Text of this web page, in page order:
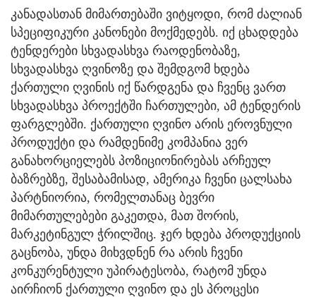
კანადასთან მიმართებაში ვიტყოდი, რომ ძალიან
სპეციფიკური კანონები მოქმედებს. იქ ცხადდება
ტენდერები სხვადასხვა რაოდენობაზე,
სხვადასხვა ღვინოზე და შემდგომ ხდება
ქართული ღვინის იქ წარდგენა და ჩვენც ვართ
სხვადასხვა პროექტში ჩართულები, ამ ტენდერის
ფარგლებში. ქართული ღვინო არის ეროვნული
პროდუქტი და რამდენიმე კომპანია ვერ
განახორციელებს პოზიციონირებას არჩეულ
ბაზრებზე, შესაბამისად, ამერიკა ჩვენი ცალსახა
პარტნიორია, რომელთანაც ბევრი
მიმართულებები გაკეთდა, მათ შორის,
მარკეტინგულ ჭრილშიც. ჯერ ხდება პროდუქციის
გაცნობა, უნდა მიხვდნენ რა არის ჩვენი
კონკურენტული უპირატესობა, რატომ უნდა
აირჩიონ ქართული ღვინო და ეს პროცესი